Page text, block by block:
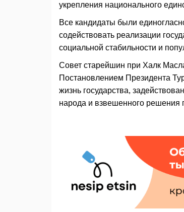
укрепления национального
Все кандидаты были
содействовать реализации
социальной стабильности и
Совет старейшин при Халк
Постановлением Президента
жизнь государства,
народа и взвешенного решения